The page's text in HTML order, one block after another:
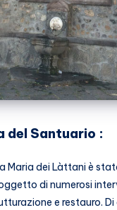
del Santuario :
Maria dei Làttani è
di numerosi
e restauro.